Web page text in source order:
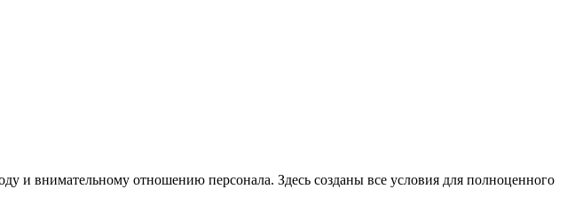
и внимательному отношению персонала. Здесь созданы все условия для полноценного